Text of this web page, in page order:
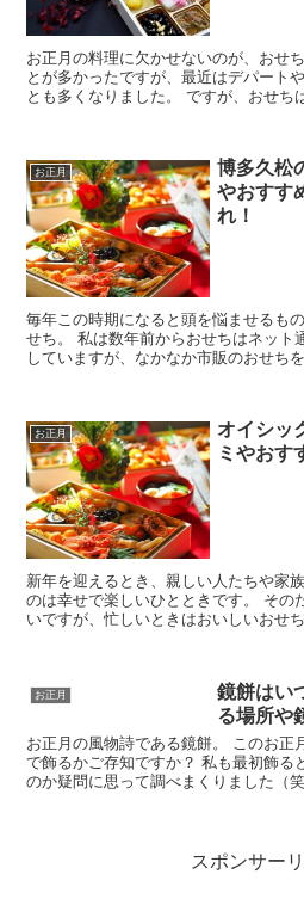
お正月の料理に欠かせないのが、おせ
とが多かったですが、最近はデパート
とも多くなりました。 ですが、おせち
お正月
博多久松
やおすす
れ！
毎年この時期になると頭を悩ませるも
せち。 私は数年前からおせちはネット
していますが、なかなか市販のおせち
お正月
オイシッ
ミやおす
新年を迎えるとき、親しい人たちや家
のは幸せで楽しいひとときです。 その
いですが、忙しいときはおいしいおせ
お正月
鏡餅はい
る場所や
お正月の風物詩である鏡餅。 このお正
で飾るかご存知ですか？ 私も最初飾る
のか疑問に思って調べまくりました（
スポンサー